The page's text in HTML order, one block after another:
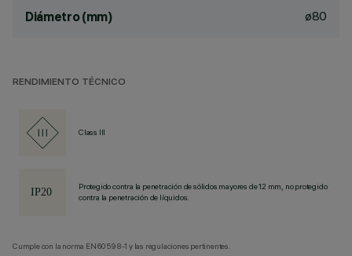
Diámetro (mm) ø80
RENDIMIENTO TÉCNICO
Class III
Protegido contra la penetración de sólidos mayores de 12 mm, no protegido
contra la penetración de líquidos.
Cumple con la norma EN60598-1 y las regulaciones pertinentes.